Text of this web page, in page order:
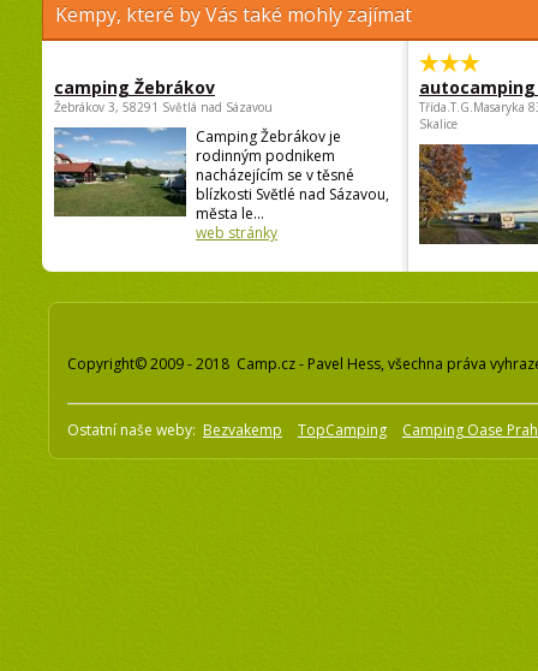
Kempy, které by Vás také mohly zajímat
camping Žebrákov
Žebrákov 3, 58291 Světlá nad Sázavou
Camping Žebrákov je
rodinným podnikem
nacházejícím se v těsné
blízkosti Světlé nad Sázavou,
města le...
web stránky
autocamping
Třída.T.G.Masaryka
Skalice
Copyright© 2009 - 2018 Camp.cz - Pavel Hess, všechna práva
Ostatní naše weby: Bezvakemp TopCamping Camping Oase